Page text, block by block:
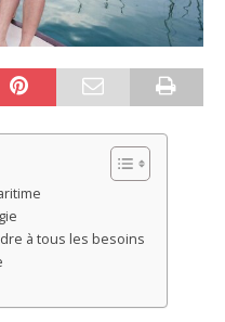
à tous les besoins